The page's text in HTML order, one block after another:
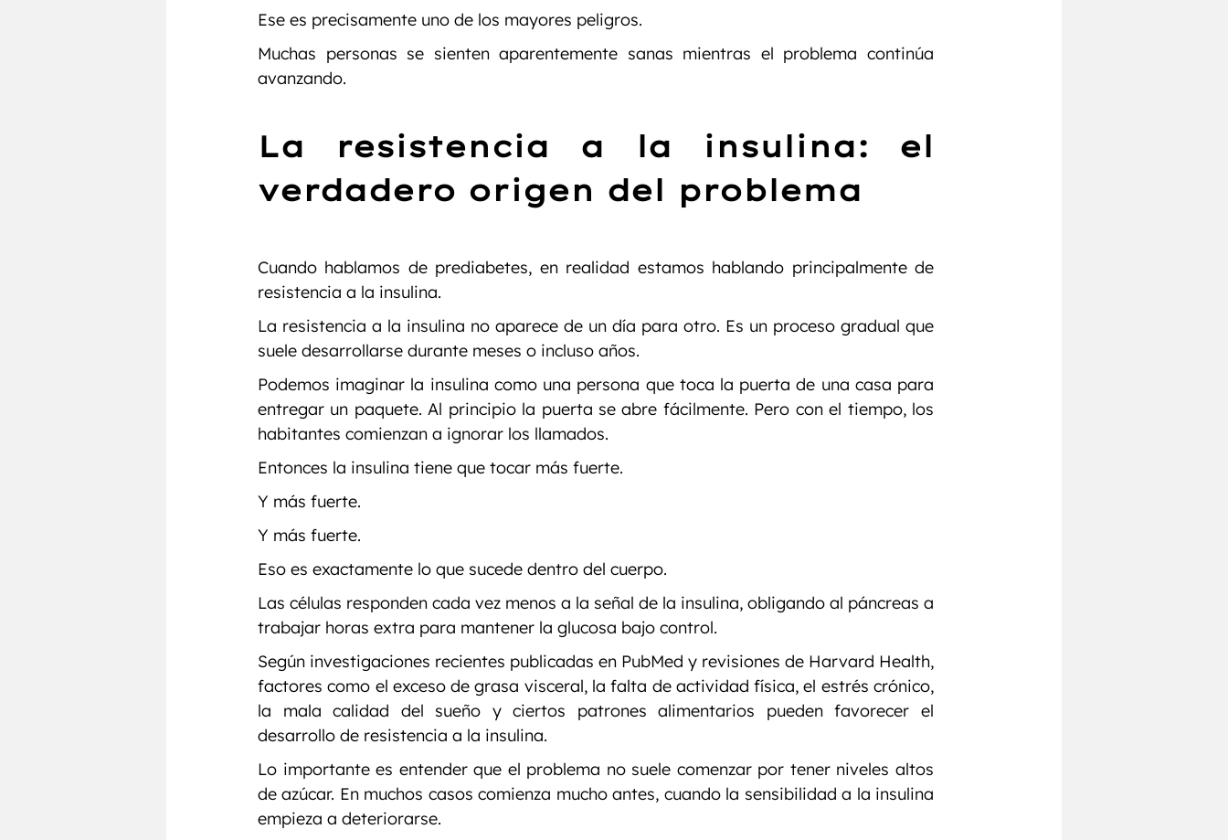
Ese es precisamente uno de los mayores peligros.
Muchas personas se sienten aparentemente sanas mientras el problema continúa
avanzando.
La resistencia a la insulina: el
verdadero origen del problema
Cuando hablamos de prediabetes, en realidad estamos hablando principalmente de
resistencia a la insulina.
La resistencia a la insulina no aparece de un día para otro. Es un proceso gradual que
suele desarrollarse durante meses o incluso años.
Podemos imaginar la insulina como una persona que toca la puerta de una casa para
entregar un paquete. Al principio la puerta se abre fácilmente. Pero con el tiempo, los
habitantes comienzan a ignorar los llamados.
Entonces la insulina tiene que tocar más fuerte.
Y más fuerte.
Y más fuerte.
Eso es exactamente lo que sucede dentro del cuerpo.
Las células responden cada vez menos a la señal de la insulina, obligando al páncreas a
trabajar horas extra para mantener la glucosa bajo control.
Según investigaciones recientes publicadas en PubMed y revisiones de Harvard Health,
factores como el exceso de grasa visceral, la falta de actividad física, el estrés crónico,
la mala calidad del sueño y ciertos patrones alimentarios pueden favorecer el
desarrollo de resistencia a la insulina.
Lo importante es entender que el problema no suele comenzar por tener niveles altos
de azúcar. En muchos casos comienza mucho antes, cuando la sensibilidad a la insulina
empieza a deteriorarse.